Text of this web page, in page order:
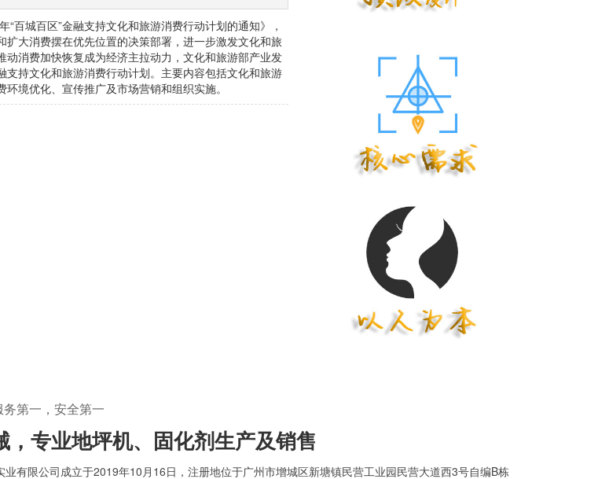
百城百区”金融支持文化和旅游消费行动计划的通知》，
大消费摆在优先位置的决策部署，进一步激发文化和旅
消费加快恢复成为经济主拉动力，文化和旅游部产业发
持文化和旅游消费行动计划。主要内容包括文化和旅游
境优化、宣传推广及市场营销和组织实施。
第一，安全第一
，专业地坪机、固化剂生产及销售
业有限公司成立于2019年10月16日，注册地位于广州市增城区新塘镇民营工业园民营大道西3号自编B栋